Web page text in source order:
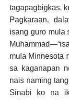
tagapagbigkas,
Pagkaraan,
isang guro mula
mula Minnesota
sa kaganapan
nais naming
Sinabi ko na